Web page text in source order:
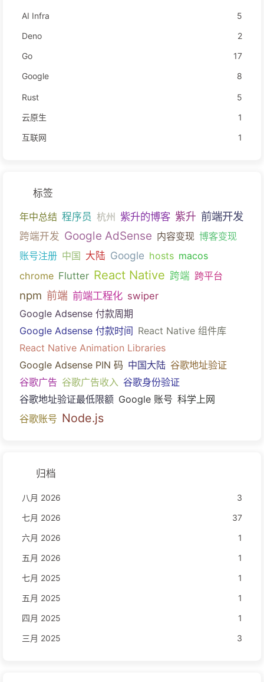
AI Infra
5
Deno
2
Go
17
Google
8
Rust
5
云原生
1
互联网
1
标签
年中总结 程序员 杭州 紫升的博客 紫升 前端开发
跨端开发 Google AdSense 内容变现 博客变现
账号注册 中国 大陆 Google hosts macos
chrome Flutter React Native 跨端 跨平台
npm 前端 前端工程化 swiper
Google Adsense 付款周期
Google Adsense 付款时间 React Native 组件库
React Native Animation Libraries
Google Adsense PIN 码 中国大陆 谷歌地址验证
谷歌广告 谷歌广告收入 谷歌身份验证
谷歌地址验证最低限额 Google 账号 科学上网
谷歌账号 Node.js
归档
八月 2026
3
七月 2026
37
六月 2026
1
五月 2026
1
七月 2025
1
五月 2025
1
四月 2025
1
三月 2025
3